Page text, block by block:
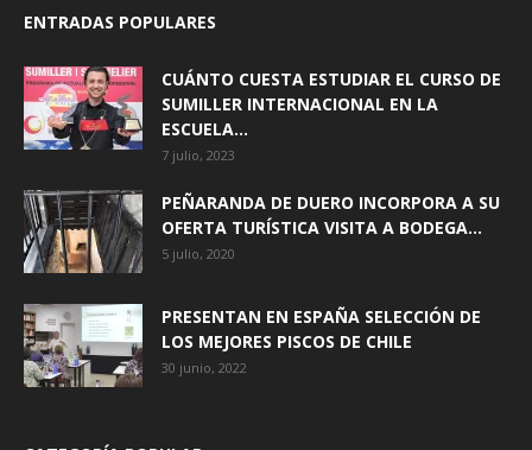
ENTRADAS POPULARES
CUÁNTO CUESTA ESTUDIAR EL CURSO DE
SUMILLER INTERNACIONAL EN LA
ESCUELA...
7 julio, 2023
PEÑARANDA DE DUERO INCORPORA A SU
OFERTA TURÍSTICA VISITA A BODEGA...
5 julio, 2020
PRESENTAN EN ESPAÑA SELECCIÓN DE
LOS MEJORES PISCOS DE CHILE
30 junio, 2022